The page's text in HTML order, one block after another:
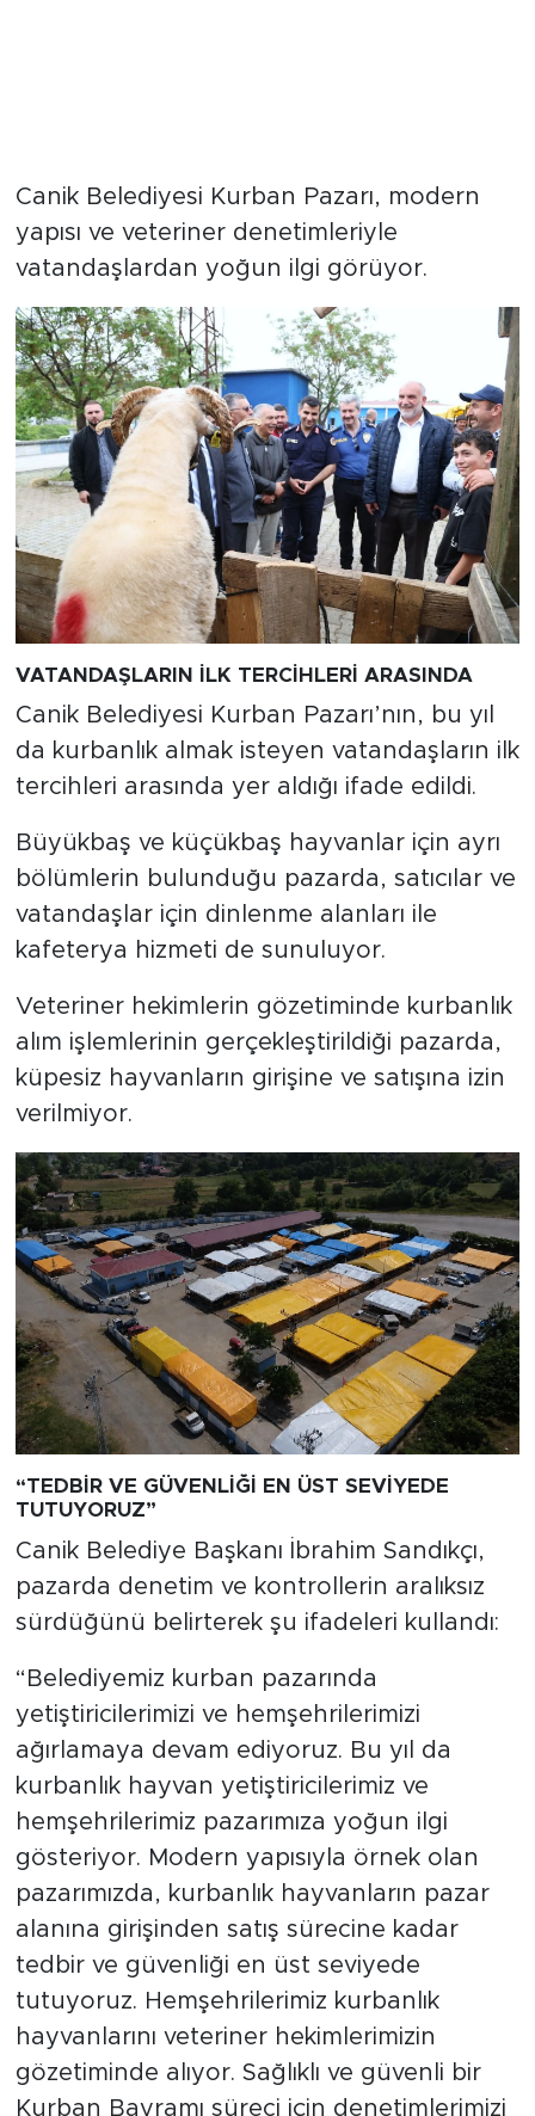
Canik Belediyesi Kurban Pazarı, modern
yapısı ve veteriner denetimleriyle
vatandaşlardan yoğun ilgi görüyor.
VATANDAŞLARIN İLK TERCİHLERİ ARASINDA
Canik Belediyesi Kurban Pazarı’nın, bu yıl
da kurbanlık almak isteyen vatandaşların ilk
tercihleri arasında yer aldığı ifade edildi.
Büyükbaş ve küçükbaş hayvanlar için ayrı
bölümlerin bulunduğu pazarda, satıcılar ve
vatandaşlar için dinlenme alanları ile
kafeterya hizmeti de sunuluyor.
Veteriner hekimlerin gözetiminde kurbanlık
alım işlemlerinin gerçekleştirildiği pazarda,
küpesiz hayvanların girişine ve satışına izin
verilmiyor.
“TEDBİR VE GÜVENLİĞİ EN ÜST SEVİYEDE
TUTUYORUZ”
Canik Belediye Başkanı İbrahim Sandıkçı,
pazarda denetim ve kontrollerin aralıksız
sürdüğünü belirterek şu ifadeleri kullandı:
“Belediyemiz kurban pazarında
yetiştiricilerimizi ve hemşehrilerimizi
ağırlamaya devam ediyoruz. Bu yıl da
kurbanlık hayvan yetiştiricilerimiz ve
hemşehrilerimiz pazarımıza yoğun ilgi
gösteriyor. Modern yapısıyla örnek olan
pazarımızda, kurbanlık hayvanların pazar
alanına girişinden satış sürecine kadar
tedbir ve güvenliği en üst seviyede
tutuyoruz. Hemşehrilerimiz kurbanlık
hayvanlarını veteriner hekimlerimizin
gözetiminde alıyor. Sağlıklı ve güvenli bir
Kurban Bayramı süreci için denetimlerimizi